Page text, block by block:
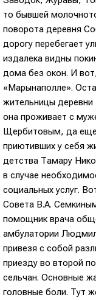
то бывшей
поворота деревня
дорогу перебегает
издалека видны
дома без окон. И
«Марынаполле».
жительницы
она проживает с
Щербитовым, да еще
приютивших у себя
детства Тамару
в случае
социальных услуг.
Совета В.А.
помощник врача
амбулатории
привезя с собой
приезду во второй
сельчан. Основные
головные боли. Тут